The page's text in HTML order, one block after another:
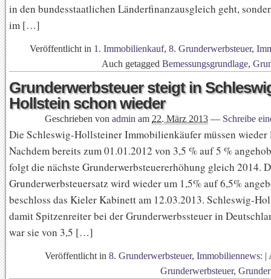
in den bundesstaatlichen Länderfinanzausgleich geht,
im […]
Veröffentlicht in 1. Immobilienkauf, 8. Grunderwerbsteuer,
Auch getagged Bemessungsgrundlage,
Grunderwerbsteuer steigt in
Hollstein schon wieder
Geschrieben von admin am 22. März 2013 — Schreibe
Die Schleswig-Hollsteiner Immobilienkäufer müssen wieder
Nachdem bereits zum 01.01.2012 von 3,5 % auf 5 %
folgt die nächste Grunderwerbsteuererhöhung gleich 2014.
Grunderwerbsteuersatz wird wieder um 1,5% auf 6,5%
beschloss das Kieler Kabinett am 12.03.2013. Schleswig-
damit Spitzenreiter bei der Grunderwerbssteuer in
war sie von 3,5 […]
Veröffentlicht in 8. Grunderwerbsteuer, Immobiliennews: |
Grunderwerbsteuer,